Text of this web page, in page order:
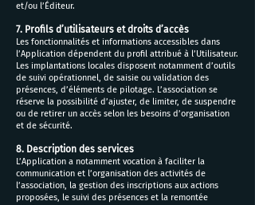
et/ou l’Éditeur.
7. Profils d’utilisateurs et droits d’accès
Les fonctionnalités et informations accessibles dans
l’Application dépendent du profil attribué à l’Utilisateur.
Les implantations locales disposent notamment d’outils
de suivi opérationnel, de saisie ou validation des
présences, d’éléments de pilotage. L’association se
réserve la possibilité d’ajuster, de limiter, de suspendre
ou de retirer un accès selon les besoins d’organisation
et de sécurité.
8. Description des services
L’Application a notamment vocation à faciliter la
communication et l’organisation des activités de
l’association, la gestion des inscriptions aux actions
proposées, le suivi des présences et la remontée